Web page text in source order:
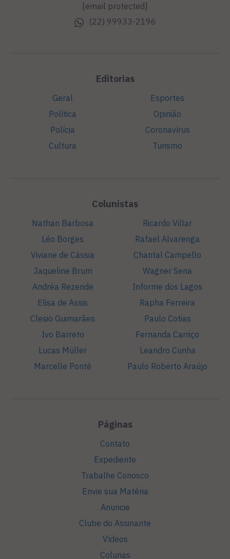
[email protected]
(22) 99933-2196
Editorias
Geral
Política
Polícia
Cultura
Esportes
Opinião
Coronavírus
Turismo
Colunistas
Nathan Barbosa
Léo Borges
Viviane de Cássia
Jaqueline Brum
Andréa Rezende
Elisa de Assis
Clesio Guimarães
Ivo Barreto
Lucas Müller
Marcelle Ponté
Ricardo Villar
Rafael Alvarenga
Chantal Campello
Wagner Sena
Informe dos Lagos
Rapha Ferreira
Paulo Cotias
Fernanda Carriço
Leandro Cunha
Paulo Roberto Araújo
Páginas
Contato
Expediente
Trabalhe Conosco
Envie sua Matéria
Anuncie
Clube do Assinante
Vídeos
Colunas